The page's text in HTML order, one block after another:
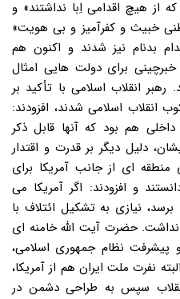
هیچ اقدامی اِبا نداشتند» و
خبیث و کفرآمیز و بی هویت»
بدنام نیز شدند و اکنون هم
برای دولت هایی امثال
انقلاب اسلامی با تأکید بر
انقلاب اسلامی شدند، افزودند:
هم بود که آنها قابل ذکر
دلیل دیگر بر قدرت و اقتدار
ای از جانب آمریکا برای
و افزودند: اگر آمریکا می
نیازی به تشکیل ائتلاف با
حضرت آیت الله خامنه ای
پیشرفت نظام جمهوری اسلامی،
نفرت ملت ایران هم از آمریکا،
سپس به طراحی دشمن در